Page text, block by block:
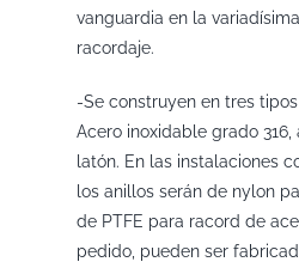
vanguardia en la
racordaje.
-Se construyen en tres
Acero inoxidable grado
latón. En las instalaciones
los anillos serán de nylon
de PTFE para racord de
pedido, pueden ser